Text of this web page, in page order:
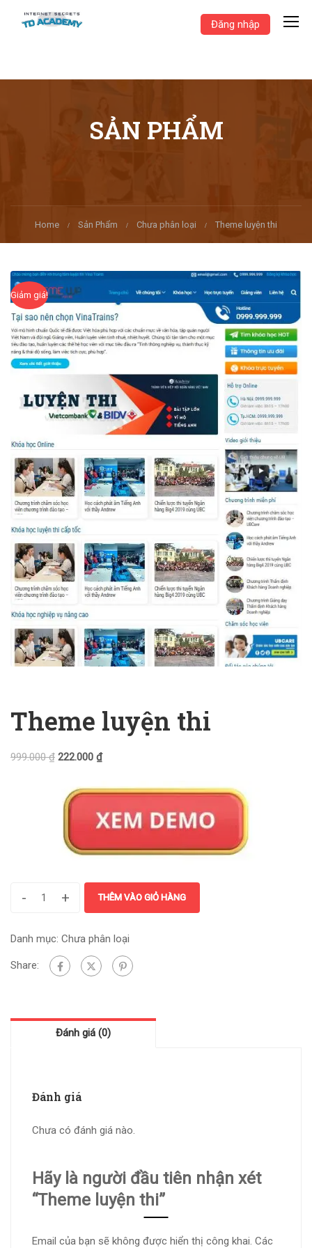
Đăng nhập
SẢN PHẨM
Home Sản Phẩm Chưa phân loại Theme luyện thi
Giảm giá!
Theme luyện thi
999.000₫ 222.000 ₫
- + THÊM VÀO GIỎ HÀNG
Danh mục: Chưa phân loại
Share:
Đánh giá (0)
Đánh giá
Chưa có đánh giá nào.
Hãy là người đầu tiên nhận xét
“Theme luyện thi”
Email của bạn sẽ không được hiển thị công khai. Các